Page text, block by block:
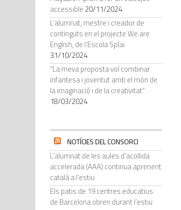
accessible 20/11/2024
L’alumnat, mestre i creador de
continguts en el projecte We are
English, de l’Escola Splai
31/10/2024
“La meva proposta vol combinar
infantesa i joventut amb el món de
la imaginació i de la creativitat”
18/03/2024
NOTÍCIES DEL CONSORCI
L’alumnat de les aules d’acollida
accelerada (AAA) continua aprenent
català a l'estiu
Els patis de 19 centres educatius
de Barcelona obren durant l’estiu